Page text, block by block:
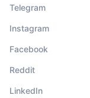
Telegram
Instagram
Facebook
Reddit
LinkedIn